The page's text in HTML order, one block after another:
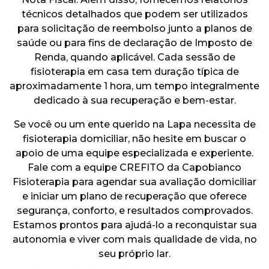
técnicos detalhados que podem ser utilizados
para solicitação de reembolso junto a planos de
saúde ou para fins de declaração de Imposto de
Renda, quando aplicável. Cada sessão de
fisioterapia em casa tem duração típica de
aproximadamente 1 hora, um tempo integralmente
dedicado à sua recuperação e bem-estar.
Se você ou um ente querido na Lapa necessita de
fisioterapia domiciliar, não hesite em buscar o
apoio de uma equipe especializada e experiente.
Fale com a equipe CREFITO da Capobianco
Fisioterapia para agendar sua avaliação domiciliar
e iniciar um plano de recuperação que oferece
segurança, conforto, e resultados comprovados.
Estamos prontos para ajudá-lo a reconquistar sua
autonomia e viver com mais qualidade de vida, no
seu próprio lar.